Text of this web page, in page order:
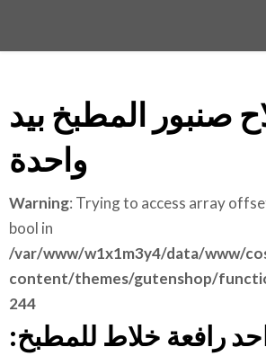
صنبور المطبخ بيد
واحدة
Warning: Trying to access array
bool in
/var/www/w1x1m3y4/data/www/
content/themes/gutenshop/
244
رافعة خلاط للمطبخ: